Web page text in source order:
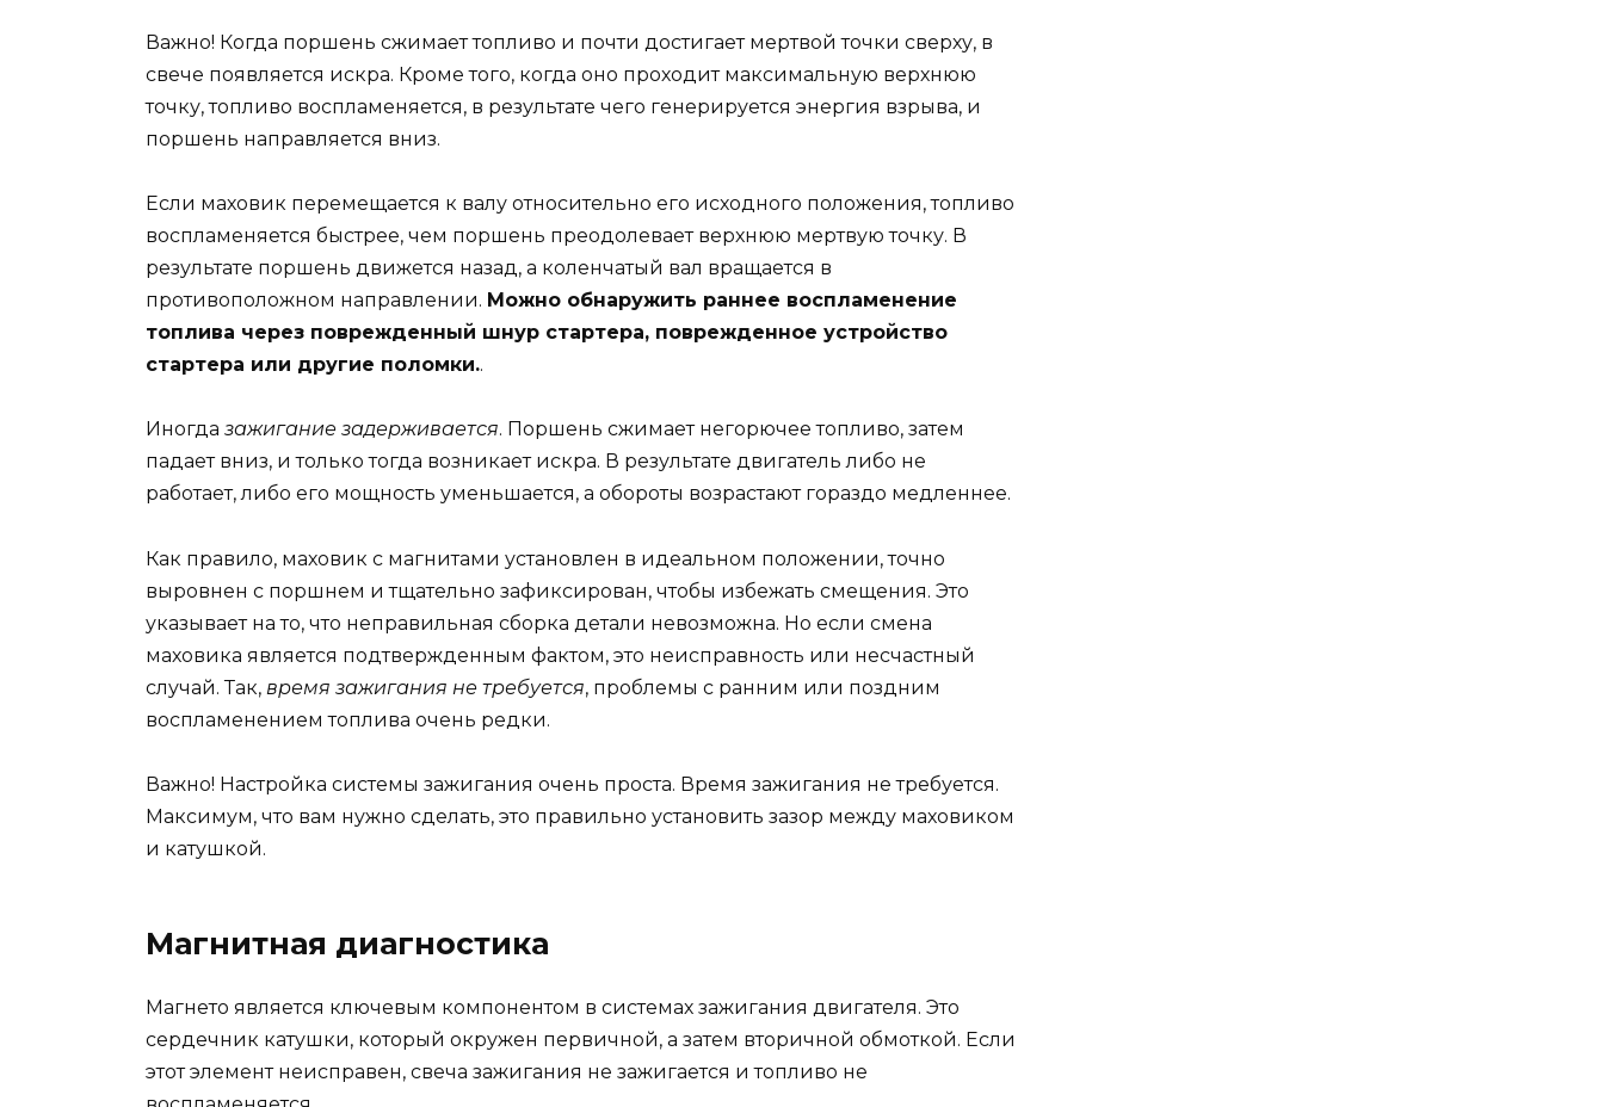
Важно! Когда поршень сжимает топливо и почти достигает мертвой точки сверху, в
свече появляется искра. Кроме того, когда оно проходит максимальную верхнюю
точку, топливо воспламеняется, в результате чего генерируется энергия взрыва, и
поршень направляется вниз.
Если маховик перемещается к валу относительно его исходного положения, топливо
воспламеняется быстрее, чем поршень преодолевает верхнюю мертвую точку. В
результате поршень движется назад, а коленчатый вал вращается в
противоположном направлении. Можно обнаружить раннее воспламенение
топлива через поврежденный шнур стартера, поврежденное устройство
стартера или другие поломки..
Иногда зажигание задерживается. Поршень сжимает негорючее топливо, затем
падает вниз, и только тогда возникает искра. В результате двигатель либо не
работает, либо его мощность уменьшается, а обороты возрастают гораздо медленнее.
Как правило, маховик с магнитами установлен в идеальном положении, точно
выровнен с поршнем и тщательно зафиксирован, чтобы избежать смещения. Это
указывает на то, что неправильная сборка детали невозможна. Но если смена
маховика является подтвержденным фактом, это неисправность или несчастный
случай. Так, время зажигания не требуется, проблемы с ранним или поздним
воспламенением топлива очень редки.
Важно! Настройка системы зажигания очень проста. Время зажигания не требуется.
Максимум, что вам нужно сделать, это правильно установить зазор между маховиком
и катушкой.
Магнитная диагностика
Магнето является ключевым компонентом в системах зажигания двигателя. Это
сердечник катушки, который окружен первичной, а затем вторичной обмоткой. Если
этот элемент неисправен, свеча зажигания не зажигается и топливо не